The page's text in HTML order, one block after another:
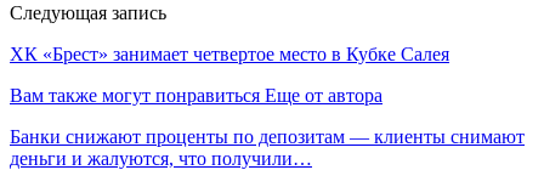
Следующая запись
ХК «Брест» занимает четвертое место в Кубке Салея
Вам также могут понравиться Еще от автора
Банки снижают проценты по депозитам — клиенты снимают
деньги и жалуются, что получили…